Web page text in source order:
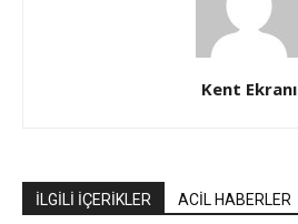
Kent Ekranı
İLGİLİ İÇERİKLER ACİL HABERLER